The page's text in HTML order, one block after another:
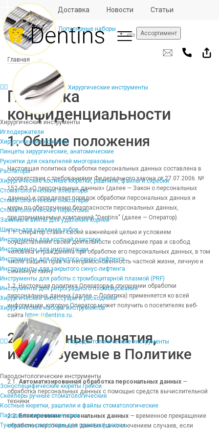
Отзывы Доставка Новости Статьи
Ассортимент
Популярные наборы
Хирургические инструменты
Хирургические инструменты
Иглодержатели
Хирургические ножницы
Пинцеты хирургические, анатомические
Рукоятки для скальпелей многоразовые
Распаторы
Хирургические костные кюретки, рашпили, файлы и скребки
Стоматологические элеваторы
Стоматологические люксаторы
Стоматологические периотомы
Зажимы и винты для удаления корней
Щипцы для удаления зубов
Инструменты для костной пластики
Инструменты для имплантации
Инструменты для открытого синус-лифтинга
Инструменты для закрытого синус-лифтинга
Инструменты для работы с тромбоцитарной плазмой (PRF)
Инструменты для ретроградного пломбирования
Хирургические аксессуары и расходники
Хирургические наборы инструментов
Пародонтологические инструменты
Пародонтологические инструменты
Зоноспецифические кюреты Грейси
Скейлеры ручные стоматологические
Костные кюретки, рашпили и файлы стоматологические
Пародонтологические ножи
Туннельные распаторы для пластики десны
Главная
Политика
конфиденциальности
1. Общие положения
Настоящая политика обработки персональных данных составлена в
соответствии с требованиями Федерального закона от 27.07.2006. №
152-ФЗ «О персональных данных» (далее — Закон о персональных
данных) и определяет порядок обработки персональных данных и
меры по обеспечению безопасности персональных данных,
предпринимаемые компанией "Dentins" (далее — Оператор).
1.1. Оператор ставит своей важнейшей целью и условием
осуществления своей деятельности соблюдение прав и свобод
человека и гражданина при обработке его персональных данных, в том
числе защиты прав на неприкосновенность частной жизни, личную и
семейную тайну.
1.2. Настоящая политика Оператора в отношении обработки
персональных данных (далее — Политика) применяется ко всей
информации, которую Оператор может получить о посетителях веб-
сайта https://dentins.ru.
2. Основные понятия,
используемые в Политике
2.1. Автоматизированная обработка персональных данных —
обработка персональных данных с помощью средств вычислительной
техники.
2.2.Блокирование персональных данных — временное прекращение
обработки персональных данных (за исключением случаев, если